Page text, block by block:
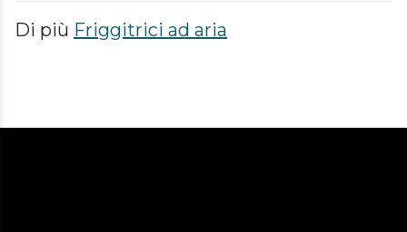
Di più Friggitrici ad aria